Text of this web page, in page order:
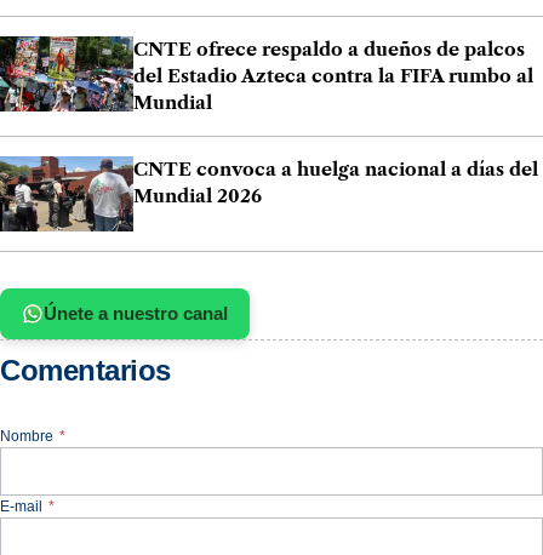
CNTE ofrece respaldo a dueños de palcos
del Estadio Azteca contra la FIFA rumbo al
Mundial
CNTE convoca a huelga nacional a días del
Mundial 2026
Únete a nuestro canal
Comentarios
Nombre *
E-mail *